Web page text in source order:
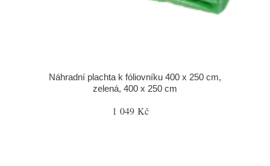
Náhradní plachta k fóliovníku 400 x 250 cm,
zelená, 400 x 250 cm
1 049 Kč